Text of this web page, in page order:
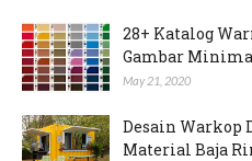
28+ Katalog
Gambar
May 21, 2020
Desain Warkop
Material Baja